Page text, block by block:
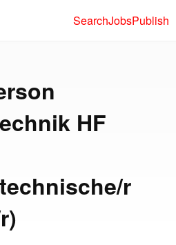
SearchJobsPublish
HF
r